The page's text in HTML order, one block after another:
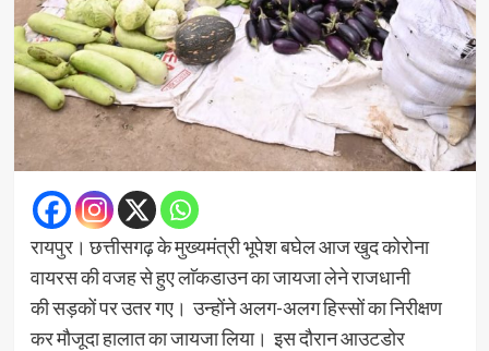
रायपुर। छत्तीसगढ़ के मुख्यमंत्री भूपेश बघेल आज खुद कोरोना
वायरस की वजह से हुए लाॅकडाउन का जायजा लेने राजधानी
की सड़कों पर उतर गए। उन्होंने अलग-अलग हिस्सों का निरीक्षण
कर मौजूदा हालात का जायजा लिया। इस दौरान आउटडोर